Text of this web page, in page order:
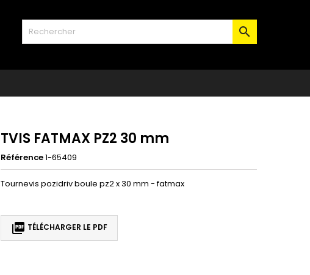

TVIS FATMAX PZ2 30 mm
Référence1-65409
Tournevis pozidriv boule pz2 x 30 mm - fatmax
 TÉLÉCHARGER LE PDF